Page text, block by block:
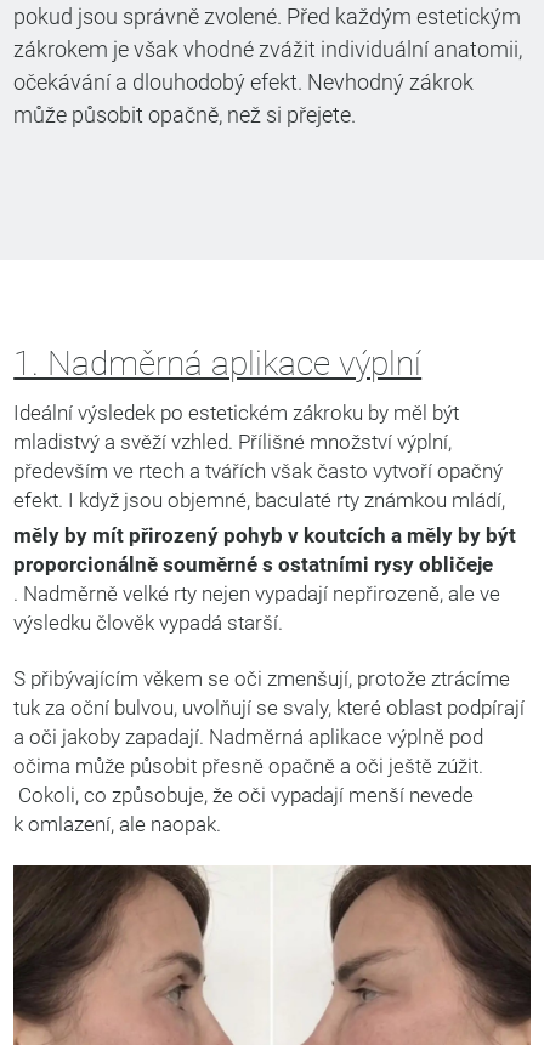
pokud jsou správně zvolené. Před každým estetickým
zákrokem je však vhodné zvážit individuální anatomii,
očekávání a dlouhodobý efekt. Nevhodný zákrok
může působit opačně, než si přejete.
1. Nadměrná aplikace výplní
Ideální výsledek po estetickém zákroku by měl být
mladistvý a svěží vzhled. Přílišné množství výplní,
především ve rtech a tvářích však často vytvoří opačný
efekt. I když jsou objemné, baculaté rty známkou mládí,
měly by mít přirozený pohyb v koutcích a měly by být
proporcionálně souměrné s ostatními rysy obličeje
. Nadměrně velké rty nejen vypadají nepřirozeně, ale ve
výsledku člověk vypadá starší.
S přibývajícím věkem se oči zmenšují, protože ztrácíme
tuk za oční bulvou, uvolňují se svaly, které oblast podpírají
a oči jakoby zapadají. Nadměrná aplikace výplně pod
očima může působit přesně opačně a oči ještě zúžit.
Cokoli, co způsobuje, že oči vypadají menší nevede
k omlazení, ale naopak.